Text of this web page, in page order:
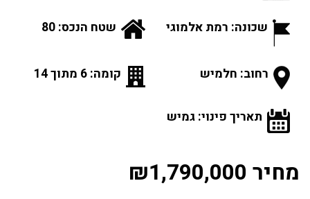
שכונה: רמת אלמוגי שטח הנכס: 80
רחוב: חלמיש קומה: 6 מתוך 14
תאריך פינוי: גמיש
מחיר ₪1,790,000